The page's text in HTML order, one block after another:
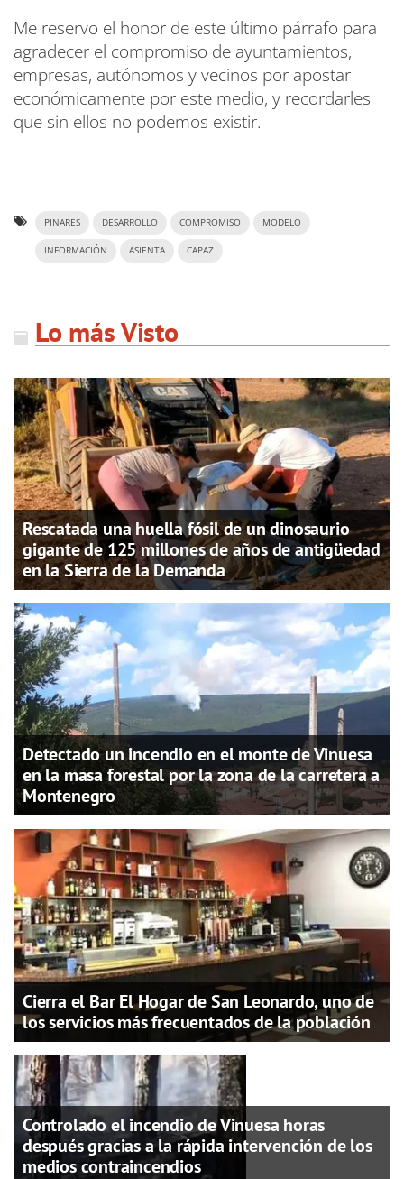
Me reservo el honor de este último párrafo para
agradecer el compromiso de ayuntamientos,
empresas, autónomos y vecinos por apostar
económicamente por este medio, y recordarles
que sin ellos no podemos existir.
PINARES DESARROLLO COMPROMISO MODELO
INFORMACIÓN ASIENTA CAPAZ
Lo más Visto
Rescatada una huella fósil de un dinosaurio
gigante de 125 millones de años de antigüedad
en la Sierra de la Demanda
Detectado un incendio en el monte de Vinuesa
en la masa forestal por la zona de la carretera a
Montenegro
Cierra el Bar El Hogar de San Leonardo, uno de
los servicios más frecuentados de la población
Controlado el incendio de Vinuesa horas
después gracias a la rápida intervención de los
medios contraincendios